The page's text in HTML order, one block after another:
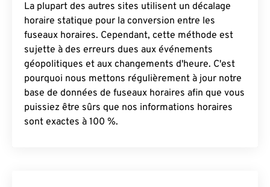
La plupart des autres sites utilisent un décalage
horaire statique pour la conversion entre les
fuseaux horaires. Cependant, cette méthode est
sujette à des erreurs dues aux événements
géopolitiques et aux changements d'heure. C'est
pourquoi nous mettons régulièrement à jour notre
base de données de fuseaux horaires afin que vous
puissiez être sûrs que nos informations horaires
sont exactes à 100 %.